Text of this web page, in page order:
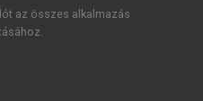
az összes alkalmazás